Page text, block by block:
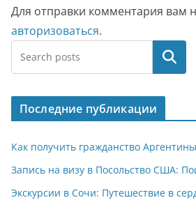
Для отправки комментария вам
авторизоваться.
Поиск
Последние публикации
Как получить гражданство
Запись на визу в Посольство США:
Экскурсии в Сочи: Путешествие в